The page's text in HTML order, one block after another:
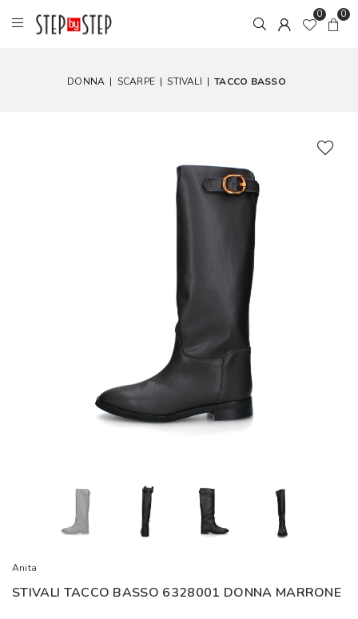
0 0
DONNA | SCARPE | STIVALI | TACCO BASSO
Anita
STIVALI TACCO BASSO 6328001 DONNA MARRONE